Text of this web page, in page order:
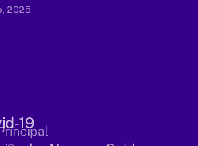
2025